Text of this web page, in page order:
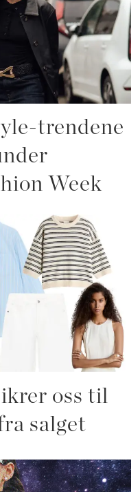
trendene
Week
oss til
salget